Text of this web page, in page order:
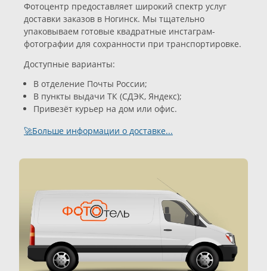
Фотоцентр предоставляет широкий спектр услуг
доставки заказов в Ногинск. Мы тщательно
упаковываем готовые квадратные инстаграм-
фотографии для сохранности при транспортировке.
Доступные варианты:
В отделение Почты России;
В пункты выдачи ТК (СДЭК, Яндекс);
Привезёт курьер на дом или офис.
🚀Больше информации о доставке...